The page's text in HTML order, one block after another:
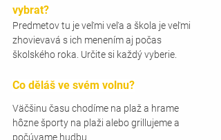
vybrat?
Predmetov tu je veľmi veľa a škola je veľmi
zhovievavá s ich menením aj počas
školského roka. Určite si každý vyberie.
Co děláš ve svém volnu?
Väčšinu času chodíme na plaž a hrame
hôzne športy na plaži alebo grillujeme a
počúvame hudbu.